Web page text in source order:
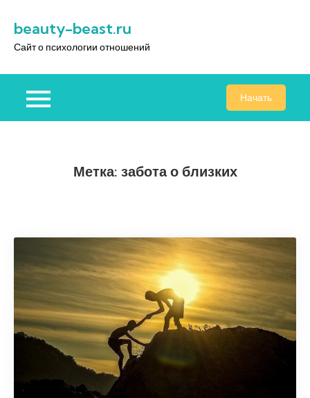
содержимому
beauty-beast.ru
Сайт о психологии отношений
Начать
Метка: забота о близких